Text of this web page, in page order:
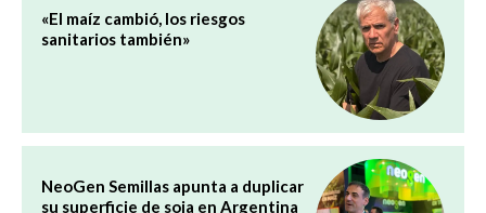
«El maíz cambió, los riesgos
sanitarios también»
NeoGen Semillas apunta a duplicar
su superficie de soja en Argentina